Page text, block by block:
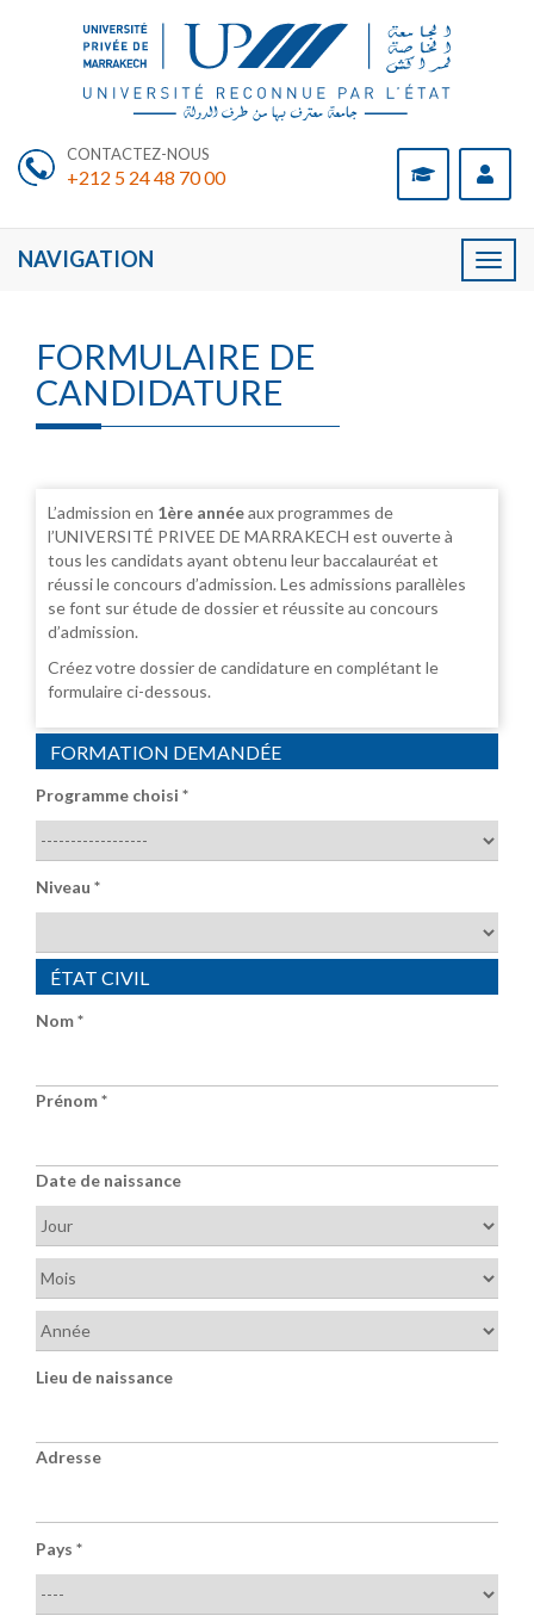
CONTACTEZ-NOUS
+212 5 24 48 70 00
NAVIGATION
FORMULAIRE DE
CANDIDATURE
L’admission en 1ère annéeaux programmes de
l’UNIVERSITÉ PRIVEE DE MARRAKECH est ouverte à
tous les candidats ayant obtenu leur baccalauréat et
réussi le concours d’admission. Les admissions parallèles
se font sur étude de dossier et réussite au concours
d’admission.
Créez votre dossier de candidature en complétant le
formulaire ci-dessous.
FORMATION DEMANDÉE
Programme choisi *
Niveau *
ÉTAT CIVIL
Nom*
Prénom*
Date de naissance
Lieu de naissance
Adresse
Pays *